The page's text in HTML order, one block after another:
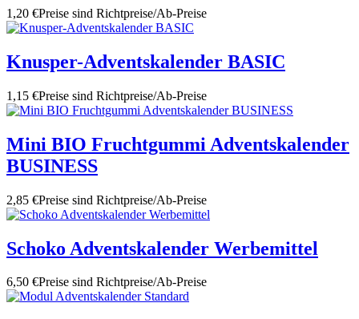
1,20 €Preise sind Richtpreise/Ab-Preise
Knusper-Adventskalender BASIC
1,15 €Preise sind Richtpreise/Ab-Preise
Mini BIO Fruchtgummi Adventskalender
BUSINESS
2,85 €Preise sind Richtpreise/Ab-Preise
Schoko Adventskalender Werbemittel
6,50 €Preise sind Richtpreise/Ab-Preise